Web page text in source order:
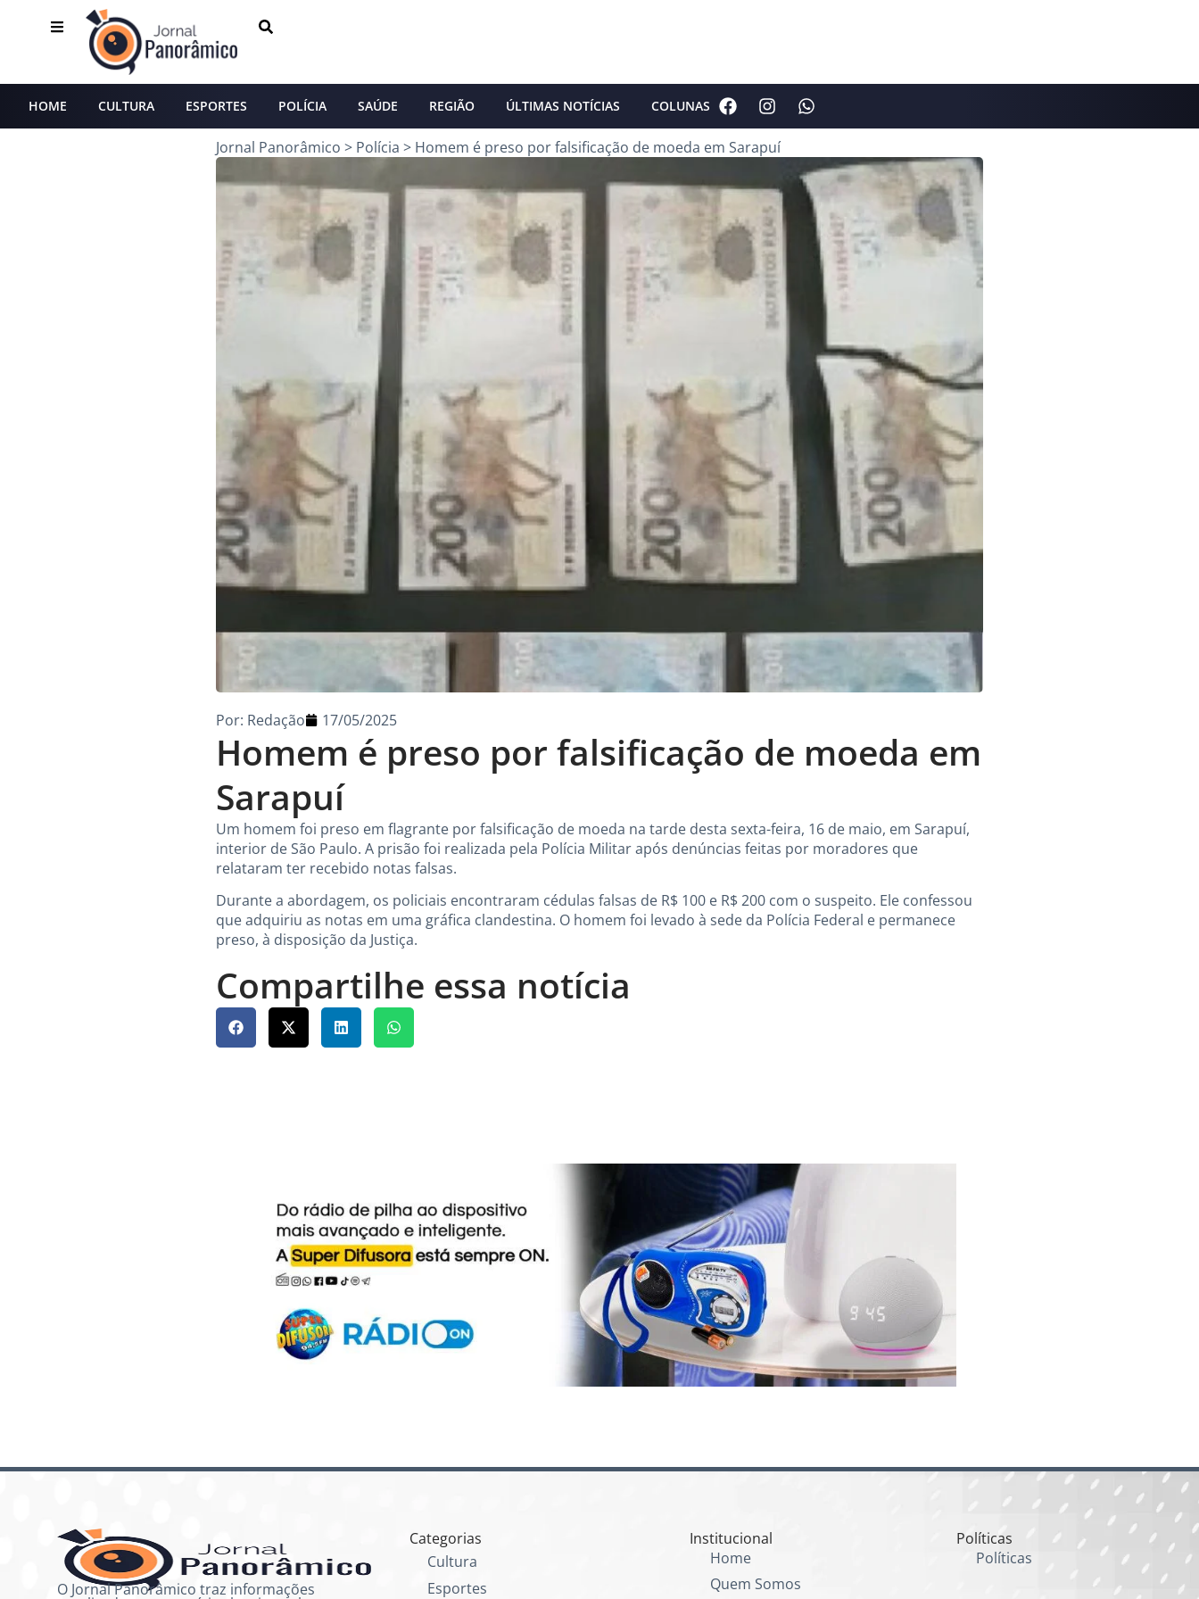
HOME CULTURA ESPORTES POLÍCIA SAÚDE REGIÃO ÚLTIMAS NOTÍCIAS COLUNAS
Jornal Panorâmico > Polícia > Homem é preso por falsificação de moeda em Sarapuí
Homem é preso por falsificação de moeda em
Sarapuí
Por: Redação 17/05/2025
Um homem foi preso em flagrante por falsificação de moeda na tarde desta sexta-feira, 16 de maio, em Sarapuí,
interior de São Paulo. A prisão foi realizada pela Polícia Militar após denúncias feitas por moradores que
relataram ter recebido notas falsas.
Durante a abordagem, os policiais encontraram cédulas falsas de R$ 100 e R$ 200 com o suspeito. Ele confessou
que adquiriu as notas em uma gráfica clandestina. O homem foi levado à sede da Polícia Federal e permanece
preso, à disposição da Justiça.
Compartilhe essa notícia
O Jornal Panorâmico traz informações
Categorias
Cultura
Esportes
Institucional
Home
Quem Somos
Políticas
Políticas